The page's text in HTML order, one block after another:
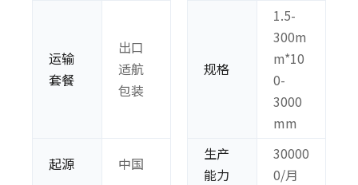
运输
套餐
出口
适航
包装
规格
1.5-
300m
m*10
0-
3000
mm
起源 中国
生产
能力
30000
0/月